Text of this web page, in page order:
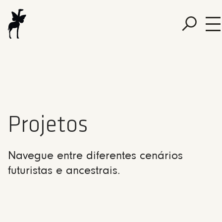
Projetos
Navegue entre diferentes cenários
futuristas e ancestrais.